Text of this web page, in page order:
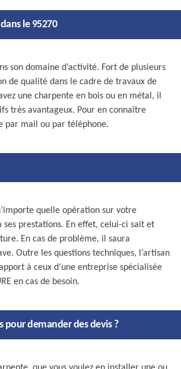
le 95270
son domaine d’activité. Fort de plusieurs
de qualité dans le cadre de travaux de
une charpente en bois ou en métal, il
très avantageux. Pour en connaître
par mail ou par téléphone.
quelle opération sur votre
prestations. En effet, celui-ci sait et
En cas de problème, il saura
Outre les questions techniques, l’artisan
à ceux d’une entreprise spécialisée
en cas de besoin.
pour demander des devis ?